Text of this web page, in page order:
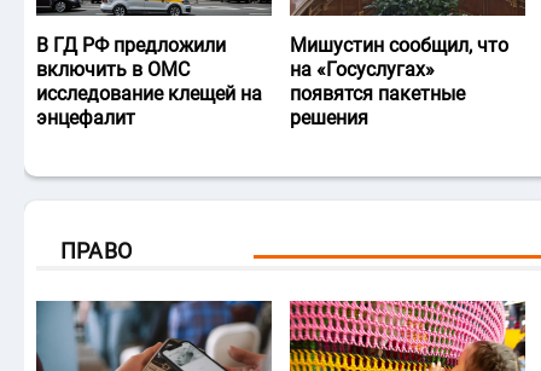
В ГД РФ предложили
включить в ОМС
исследование клещей на
энцефалит
Мишустин сообщил, что
на «Госуслугах»
появятся пакетные
решения
ПРАВО